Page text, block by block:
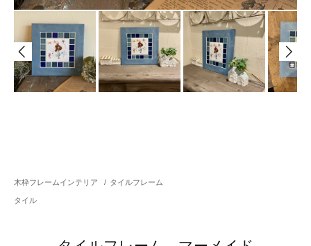
木枠フレームインテリア / タイルフレーム
タイル